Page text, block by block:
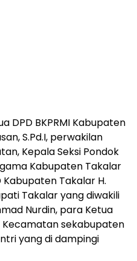
DPD BKPRMI Kabupaten
S.Pd.I, perwakilan
Kepala Seksi Pondok
Kabupaten Takalar
Kabupaten Takalar H.
Takalar yang diwakili
Nurdin, para Ketua
Kecamatan sekabupaten
yang di dampingi